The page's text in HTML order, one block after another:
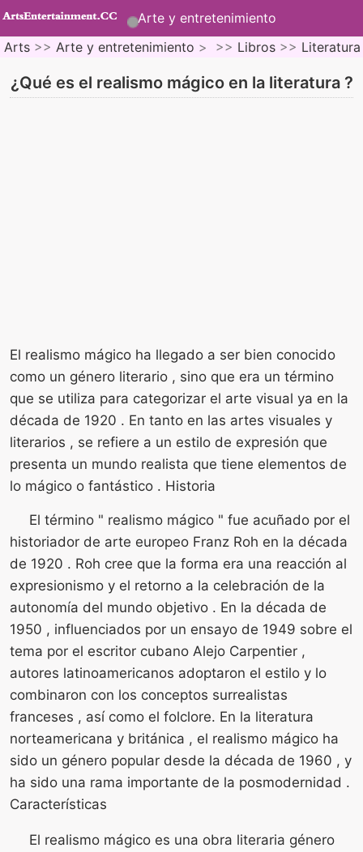
Arte y entretenimiento
Arts >> Arte y entretenimiento > >> Libros >> Literatura
¿Qué es el realismo mágico en la literatura ?
El realismo mágico ha llegado a ser bien conocido
como un género literario , sino que era un término
que se utiliza para categorizar el arte visual ya en la
década de 1920 . En tanto en las artes visuales y
literarios , se refiere a un estilo de expresión que
presenta un mundo realista que tiene elementos de
lo mágico o fantástico . Historia
El término " realismo mágico " fue acuñado por el
historiador de arte europeo Franz Roh en la década
de 1920 . Roh cree que la forma era una reacción al
expresionismo y el retorno a la celebración de la
autonomía del mundo objetivo . En la década de
1950 , influenciados por un ensayo de 1949 sobre el
tema por el escritor cubano Alejo Carpentier ,
autores latinoamericanos adoptaron el estilo y lo
combinaron con los conceptos surrealistas
franceses , así como el folclore. En la literatura
norteamericana y británica , el realismo mágico ha
sido un género popular desde la década de 1960 , y
ha sido una rama importante de la posmodernidad .
Características
El realismo mágico es una obra literaria género